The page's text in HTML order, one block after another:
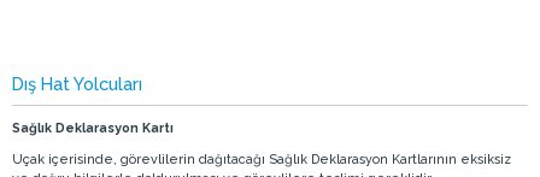
Dış Hat Yolcuları
Sağlık Deklarasyon Kartı
Uçak içerisinde, görevlilerin dağıtacağı Sağlık Deklarasyon Kartlarının eksiksiz